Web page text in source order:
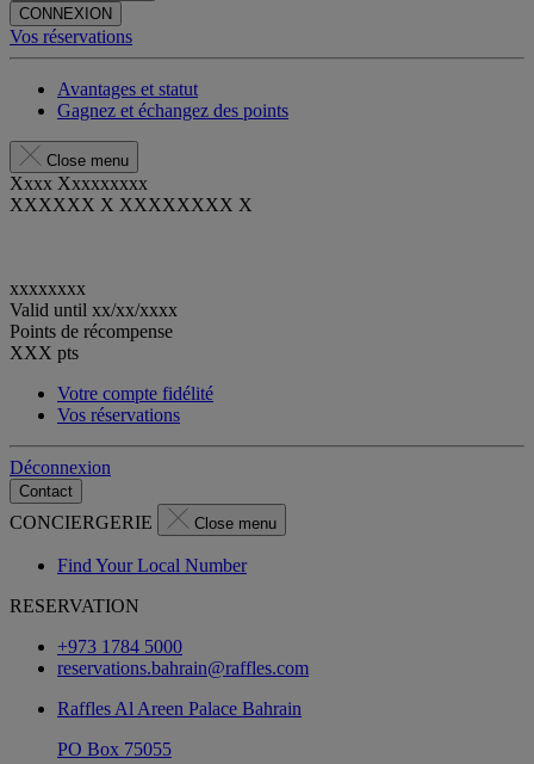
CONNEXION
Vos réservations
Avantages et statut
Gagnez et échangez des points
Close menu
Xxxx Xxxxxxxxx
XXXXXX X XXXXXXXX X
xxxxxxxx
Valid until xx/xx/xxxx
Points de récompense
XXX pts
Votre compte fidélité
Vos réservations
Déconnexion
Contact
CONCIERGERIE Close menu
Find Your Local Number
RESERVATION
+973 1784 5000
reservations.bahrain@raffles.com
Raffles Al Areen Palace Bahrain
PO Box 75055